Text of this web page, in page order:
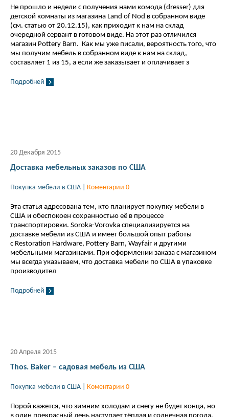
Не прошло и недели с получения нами комода (dresser) для
детской комнаты из магазина Land of Nod в собранном виде
(см. статью от 20.12.15), как приходит к нам на склад
очередной сервант в готовом виде. На этот раз отличился
магазин Pottery Barn. Как мы уже писали, вероятность того, что
мы получим мебель в собранном виде к нам на склад,
составляет 1 из 15, а если же заказывает и оплачивает з
Подробней
20 Декабря 2015
Доставка мебельных заказов по США
Покупка мебели в США Коментарии 0
Эта статья адресована тем, кто планирует покупку мебели в
США и обеспокоен сохранностью её в процессе
транспортировки. Soroka-Vorovka специализируется на
доставке мебели из США и имеет большой опыт работы
с Restoration Hardware, Pottery Barn, Wayfair и другими
мебельными магазинами. При оформлении заказа с магазином
мы всегда указываем, что доставка мебели по США в упаковке
производител
Подробней
20 Апреля 2015
Thos. Baker – садовая мебель из США
Покупка мебели в США Коментарии 0
Порой кажется, что зимним холодам и снегу не будет конца, но